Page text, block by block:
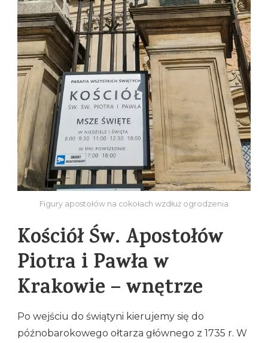
Figury apostołów na cokołach wzdłuż ogrodzenia
Kościół Św. Apostołów
Piotra i Pawła w
Krakowie – wnętrze
Po wejściu do świątyni kierujemy się do
późnobarokowego ołtarza głównego z 1735 r. W